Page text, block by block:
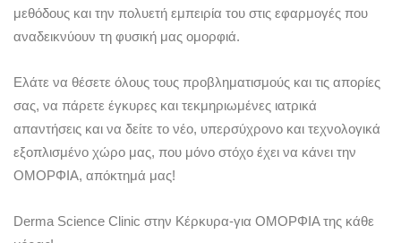
μεθόδους και την πολυετή εμπειρία του στις εφαρμογές που
αναδεικνύουν τη φυσική μας ομορφιά.
Ελάτε να θέσετε όλους τους προβληματισμούς και τις απορίες
σας, να πάρετε έγκυρες και τεκμηριωμένες ιατρικά
απαντήσεις και να δείτε το νέο, υπερσύχρονο και τεχνολογικά
εξοπλισμένο χώρο μας, που μόνο στόχο έχει να κάνει την
ΟΜΟΡΦΙΑ, απόκτημά μας!
Derma Science Clinic στην Κέρκυρα-για ΟΜΟΡΦΙΑ της κάθε